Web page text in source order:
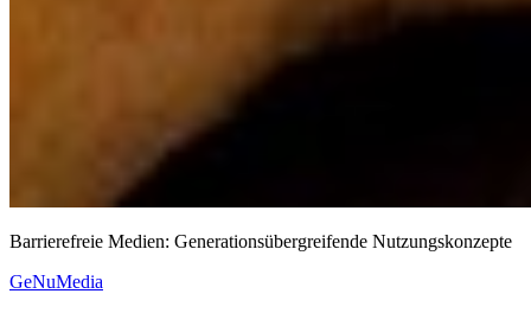
Barrierefreie Medien: Generationsübergreifende Nutzungskonzepte
GeNuMedia